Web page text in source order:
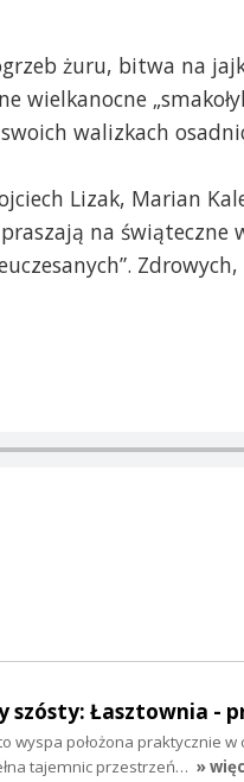
żuru, bitwa na
wielkanocne
walizkach
Lizak, Marian
na świąteczne
szósty: Łasztownia -
wyspa położona praktycznie
tajemnic przestrzeń… »